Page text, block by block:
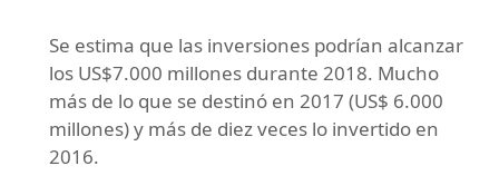
Se estima que las inversiones podrían alcanzar
los US$7.000 millones durante 2018. Mucho
más de lo que se destinó en 2017 (US$ 6.000
millones) y más de diez veces lo invertido en
2016.